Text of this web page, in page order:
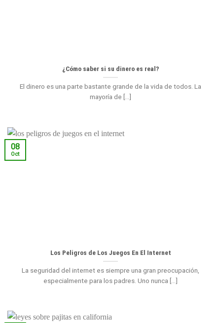
¿Cómo saber si su dinero es real?
El dinero es una parte bastante grande de la vida de todos. La
mayoría de [...]
Los Peligros de Los Juegos En El Internet
La seguridad del internet es siempre una gran preocupación,
especialmente para los padres. Uno nunca [...]
08
Oct